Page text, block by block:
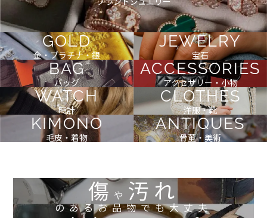
GOLD
金・プラチナ・銀
JEWELRY
宝石
BAG
バッグ
ACCESSORIES
アクセサリー・小物
WATCH
時計
CLOTHES
洋服・靴
KIMONO
毛皮・着物
ANTIQUES
骨董・美術
傷や 汚れ
のあるお品物でも大丈夫